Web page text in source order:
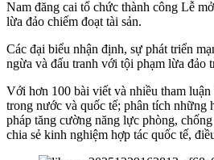
Nam đăng cai tổ chức thành công Lễ
lừa đảo chiếm đoạt tài sản.
Các đại biểu nhận định, sự phát triển
ngừa và đấu tranh với tội phạm lừa đảo
Với hơn 100 bài viết và nhiều tham
trong nước và quốc tế; phân tích những
pháp tăng cường năng lực phòng,
chia sẻ kinh nghiệm hợp tác quốc tế,